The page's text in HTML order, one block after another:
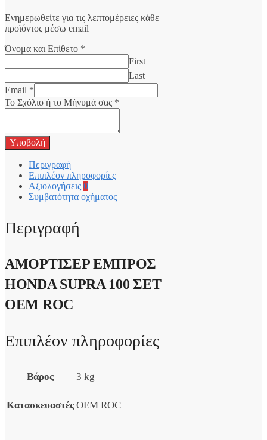
Ενημερωθείτε για τις λεπτομέρειες κάθε
προϊόντος μέσω email
Όνομα και Επίθετο *
First
Last
Email *
Το Σχόλιο ή το Μήνυμά σας *
Υποβολή
Περιγραφή
Επιπλέον πληροφορίες
Αξιολογήσεις 0
Συμβατότητα οχήματος
Περιγραφή
ΑΜΟΡΤΙΣΕΡ ΕΜΠΡΟΣ
HONDA SUPRA 100 ΣΕΤ
OEM ROC
Επιπλέον πληροφορίες
Βάρος 3 kg
Κατασκευαστές OEM ROC